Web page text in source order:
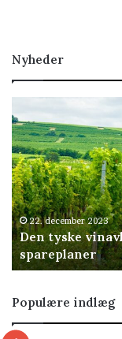
Nyheder
tyske
vinavlerforening
til
kamp
mod
spareplaner
22. december 2023
Den tyske
spareplaner
Populære indlæg